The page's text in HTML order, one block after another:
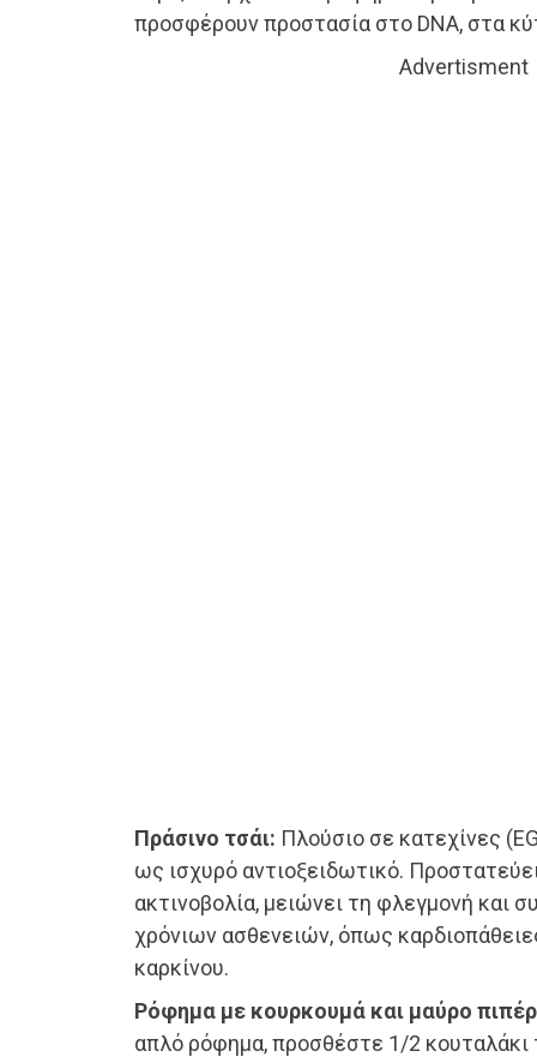
προσφέρουν προστασία στο DNA, στα
Advertisment
Πράσινο τσάι: Πλούσιο σε κατεχίνες
ως ισχυρό αντιοξειδωτικό.
ακτινοβολία, μειώνει τη φλεγμονή και
χρόνιων ασθενειών, όπως
καρκίνου.
Ρόφημα με κουρκουμά και μαύρο
απλό ρόφημα, προσθέστε 1/2 κουταλάκι